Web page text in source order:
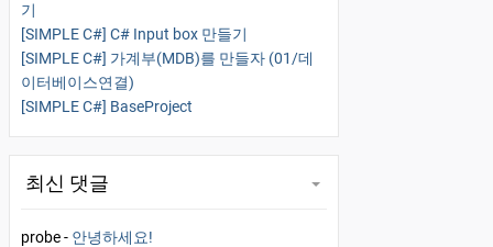
기
[SIMPLE C#] C# Input box 만들기
[SIMPLE C#] 가계부(MDB)를 만들자 (01/데
이터베이스연결)
[SIMPLE C#] BaseProject
최신 댓글
probe- 안녕하세요!